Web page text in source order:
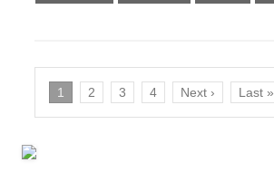
1 2 3 4 Next › Last »